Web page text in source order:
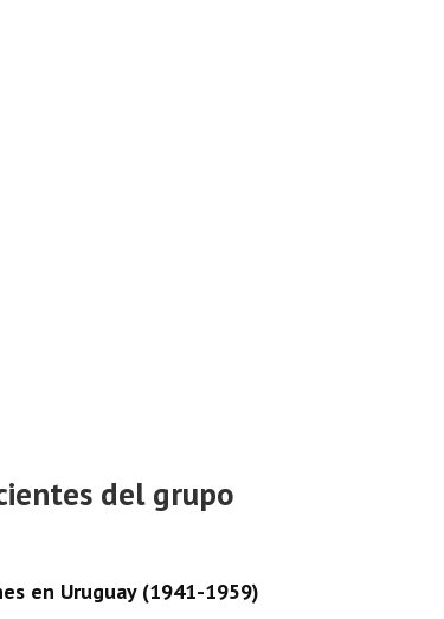
del grupo
en Uruguay (1941-1959)